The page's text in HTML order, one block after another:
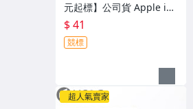
單眼鏡頭 (Sony E)
單眼鏡頭 (其他卡口)
數位攝影機 (各大品牌)
元起標】公司貨 Apple iPh
one SE2 128G 黑 4.7 吋 A
13仿生晶片 Touch ID 指
$ 41
競標
超人氣賣家